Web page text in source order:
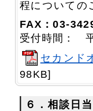
程についての
FAX：03-
受付時間：
セカンド
98KB]
６．相談日当